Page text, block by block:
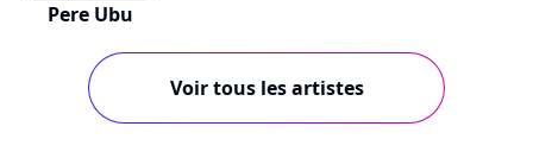
Pere Ubu
Voir tous les artistes